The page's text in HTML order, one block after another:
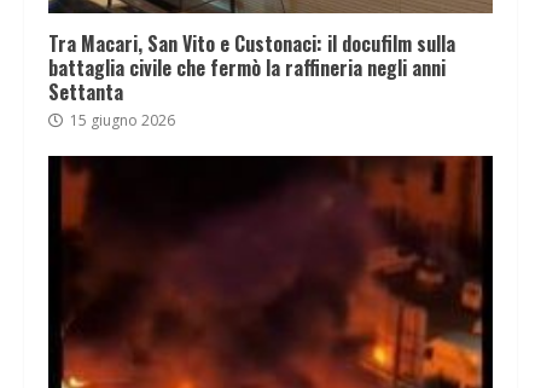
Tra Macari, San Vito e Custonaci: il docufilm sulla
battaglia civile che fermò la raffineria negli anni
Settanta
15 giugno 2026